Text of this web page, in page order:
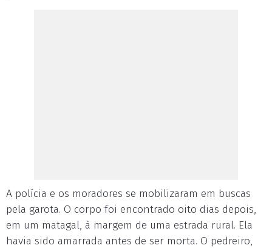
A polícia e os moradores se mobilizaram em buscas
pela garota. O corpo foi encontrado oito dias depois,
em um matagal, à margem de uma estrada rural. Ela
havia sido amarrada antes de ser morta. O pedreiro,